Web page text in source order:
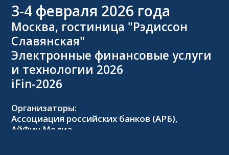
3-4 февраля 2026 года
Москва, гостиница "Рэдиссон
Славянская"
Электронные финансовые услуги
и технологии 2026
iFin-2026
Организаторы:
Ассоциация российских банков (АРБ),
АйФин Медиа